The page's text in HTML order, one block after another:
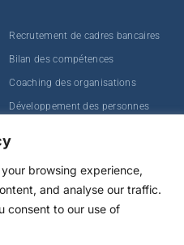
browsing experience,
and analyse our traffic.
consent to our use of
Recrutement de cadres bancaires
Bilan des compétences
Coaching des organisations
Développement des personnes